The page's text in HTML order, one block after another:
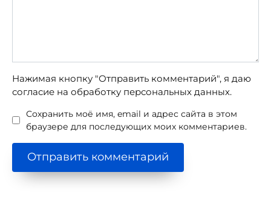
Нажимая кнопку "Отправить комментарий", я даю
согласие на обработку персональных данных.
Сохранить моё имя, email и адрес сайта в этом
браузере для последующих моих комментариев.